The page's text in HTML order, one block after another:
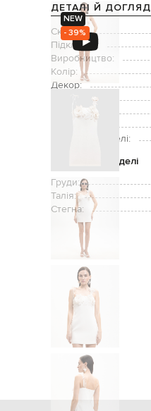
NEW
- 39%
ДЕТАЛІ Й ДОГЛЯД
Склад:
Підкладка:
Виробництво:
Колір:
Декор:
Догляд:
Розмір на моделі:
Параметри моделі
Груди:
Талія:
Стегна: